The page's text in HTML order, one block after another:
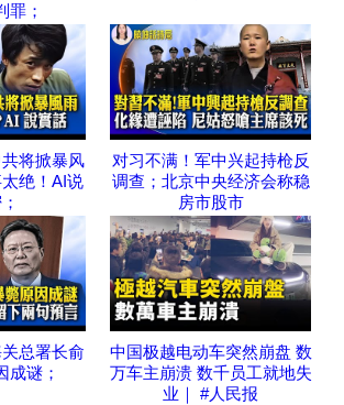
罪；
将掀暴风
绝！AI说
对习不满！军中兴起持枪反
调查；北京中央经济会称稳
房市股市
总署长俞
成谜；
中国极越电动车突然崩盘 数
万车主崩溃 数千员工就地失
业｜ #人民报